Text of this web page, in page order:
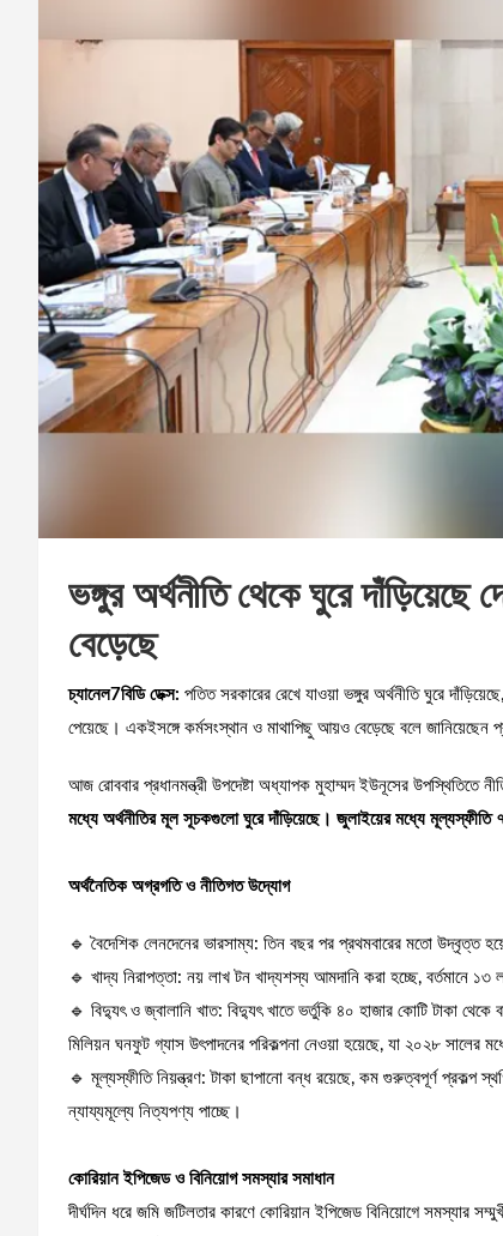
ভঙ্গুর অর্থনীতি থেকে ঘুরে দাঁড়িয়েছে
বেড়েছে
চ্যানেল7বিডি ডেক্স: পতিত সরকারের রেখে যাওয়া ভঙ্গুর অর্থনীতি ঘুরে
পেয়েছে। একইসঙ্গে কর্মসংস্থান ও মাথাপিছু আয়ও বেড়েছে বলে জানিয়েছেন
আজ রোববার প্রধানমন্ত্রী উপদেষ্টা অধ্যাপক মুহাম্মদ ইউনূসের উপস্থিতিতে
মধ্যে অর্থনীতির মূল সূচকগুলো ঘুরে দাঁড়িয়েছে। জুলাইয়ের মধ্যে
অর্থনৈতিক অগ্রগতি ও নীতিগত উদ্যোগ
🔹 বৈদেশিক লেনদেনের ভারসাম্য: তিন বছর পর প্রথমবারের মতো উদ্বৃত্ত
🔹 খাদ্য নিরাপত্তা: নয় লাখ টন খাদ্যশস্য আমদানি করা হচ্ছে, বর্তমানে ১৩
🔹 বিদ্যুৎ ও জ্বালানি খাত: বিদ্যুৎ খাতে ভর্তুকি ৪০ হাজার কোটি টাকা
মিলিয়ন ঘনফুট গ্যাস উৎপাদনের পরিকল্পনা নেওয়া হয়েছে, যা ২০২৮ সালের
🔹 মূল্যস্ফীতি নিয়ন্ত্রণ: টাকা ছাপানো বন্ধ রয়েছে, কম গুরুত্বপূর্ণ প্রকল্প
ন্যায্যমূল্যে নিত্যপণ্য পাচ্ছে।
কোরিয়ান ইপিজেড ও বিনিয়োগ সমস্যার সমাধান
দীর্ঘদিন ধরে জমি জটিলতার কারণে কোরিয়ান ইপিজেড বিনিয়োগে সমস্যার